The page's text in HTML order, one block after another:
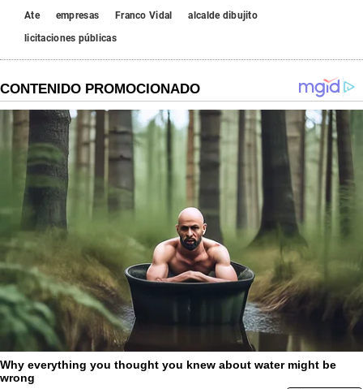
Ate empresas Franco Vidal
alcalde dibujito
licitaciones públicas